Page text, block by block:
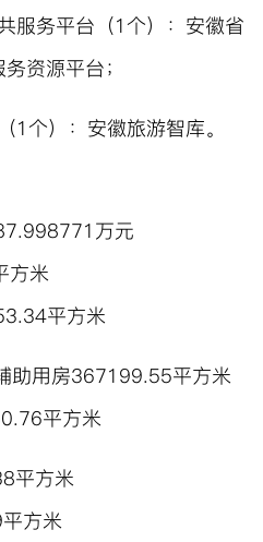
服务平台（1个）：安徽省
资源平台；
1个）：安徽旅游智库。
万元
方米
平方米
助用房367199.55平方米
平方米
平方米
平方米